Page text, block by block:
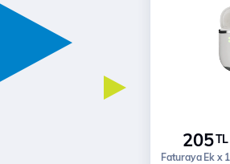
205TL
Faturaya Ek x